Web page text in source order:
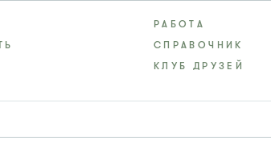
РАБОТА
СПРАВОЧНИК
КЛУБ ДРУЗЕЙ